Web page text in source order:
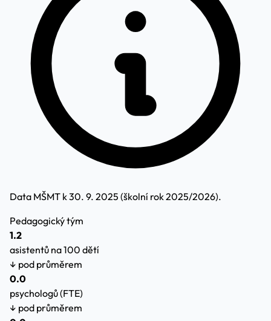
Data MŠMT k 30. 9. 2025 (školní rok 2025/2026).
Pedagogický tým
1.2
asistentů na 100 dětí
↓ pod průměrem
0.0
psychologů (FTE)
↓ pod průměrem